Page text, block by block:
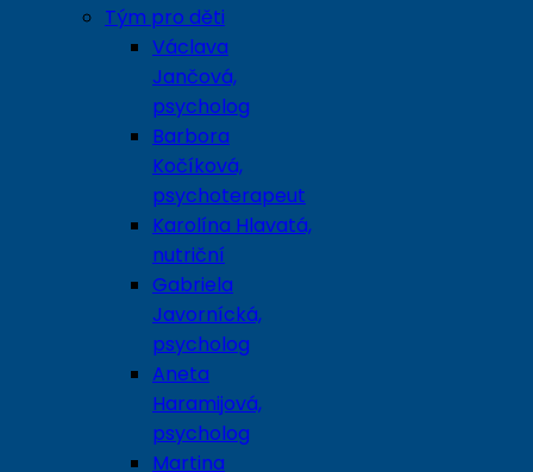
Tým pro děti
Václava
Jančová,
psycholog
Barbora
Kočíková,
psychoterapeut
Karolína Hlavatá,
nutriční
Gabriela
Javornícká,
psycholog
Aneta
Haramijová,
psycholog
Martina